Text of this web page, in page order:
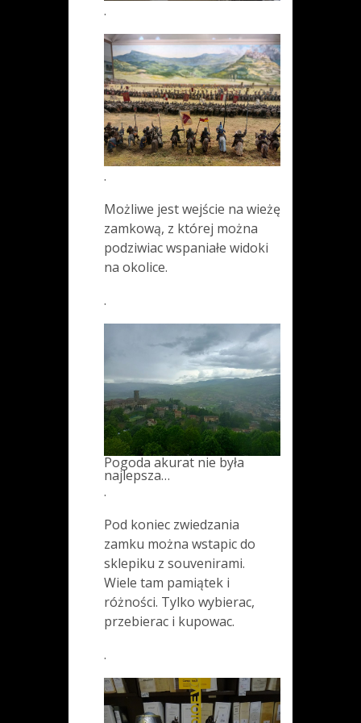
.
.
Możliwe jest wejście na wieżę
zamkową, z której można
podziwiac wspaniałe widoki
na okolice.
.
Pogoda akurat nie była
najlepsza…
.
Pod koniec zwiedzania
zamku można wstapic do
sklepiku z souvenirami.
Wiele tam pamiątek i
różności. Tylko wybierac,
przebierac i kupowac.
.